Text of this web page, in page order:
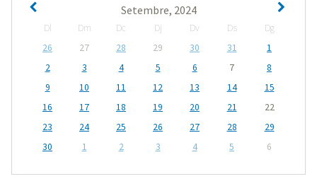
Setembre, 2024
Dl Dm Dc Dj Dv Ds
Dg
26
27 28 29 30 31
1
2
3 4 5 6 7
8
9
10 11 12 13 14
15
16
17 18 19 20 21
22
23
24 25 26 27 28
29
30
1 2 3 4 5 6